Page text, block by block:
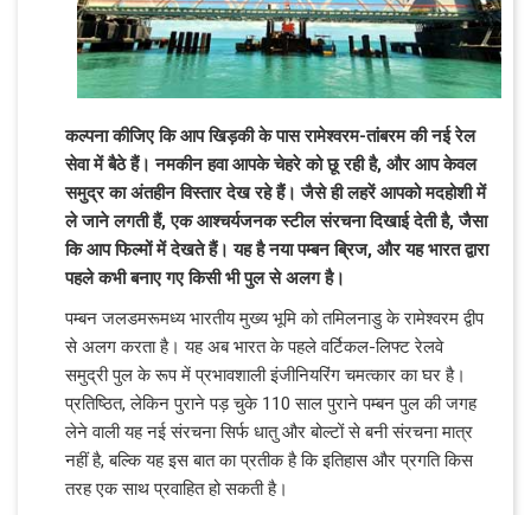
कल्पना कीजिए कि आप खिड़की के पास रामेश्वरम-तांबरम की नई रेल
सेवा में बैठे हैं। नमकीन हवा आपके चेहरे को छू रही है, और आप केवल
समुद्र का अंतहीन विस्तार देख रहे हैं। जैसे ही लहरें आपको मदहोशी में
ले जाने लगती हैं, एक आश्चर्यजनक स्टील संरचना दिखाई देती है, जैसा
कि आप फिल्मों में देखते हैं। यह है नया पम्बन ब्रिज, और यह भारत द्वारा
पहले कभी बनाए गए किसी भी पुल से अलग है।
पम्बन जलडमरूमध्य भारतीय मुख्य भूमि को तमिलनाडु के रामेश्वरम द्वीप
से अलग करता है। यह अब भारत के पहले वर्टिकल-लिफ्ट रेलवे
समुद्री पुल के रूप में प्रभावशाली इंजीनियरिंग चमत्कार का घर है।
प्रतिष्ठित, लेकिन पुराने पड़ चुके 110 साल पुराने पम्बन पुल की जगह
लेने वाली यह नई संरचना सिर्फ धातु और बोल्टों से बनी संरचना मात्र
नहीं है, बल्कि यह इस बात का प्रतीक है कि इतिहास और प्रगति किस
तरह एक साथ प्रवाहित हो सकती है।